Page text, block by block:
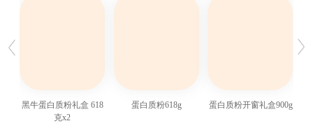
黑牛蛋白质粉礼盒 618
克x2
蛋白质粉618g 蛋白质粉开窗礼盒900g